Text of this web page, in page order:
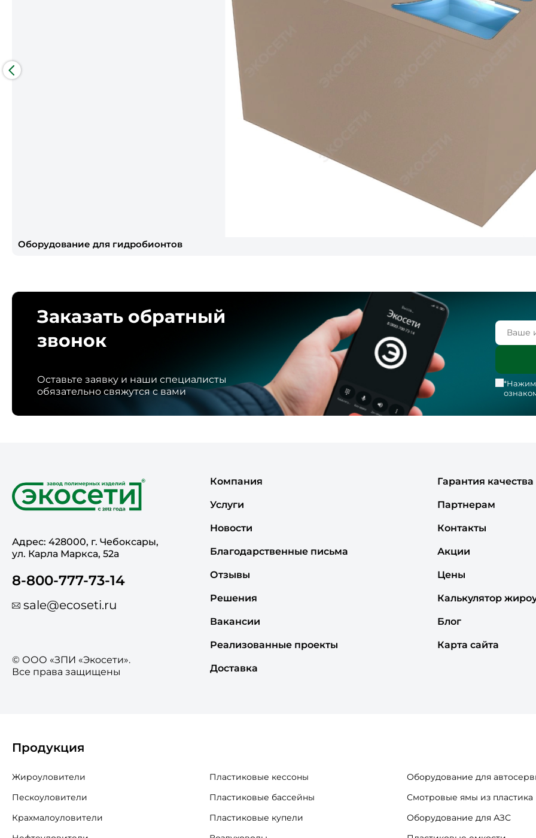
Оборудование для гидробионтов
Заказать обратный
звонок
Оставьте заявку и наши специалисты
обязательно свяжутся с вами
Адрес: 428000, г. Чебоксары,
ул. Карла Маркса, 52а
8-800-777-73-14
sale@ecoseti.ru
© ООО «ЗПИ «Экосети».
Все права защищены
Компания
Услуги
Новости
Благодарственные письма
Отзывы
Решения
Вакансии
Реализованные проекты
Доставка
Гарантия качества
Партнерам
Контакты
Акции
Цены
Калькулятор
Блог
Карта сайта
Продукция
Жироуловители
Пескоуловители
Крахмалоуловители
Пластиковые кессоны
Пластиковые бассейны
Пластиковые купели
Оборудование для
Смотровые ямы из пластика
Оборудование для АЗС